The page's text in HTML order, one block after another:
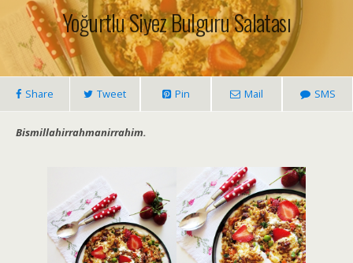
Yoğurtlu Siyez Bulguru Salatası
Share Tweet Pin Mail SMS
Bismillahirrahmanirrahim.